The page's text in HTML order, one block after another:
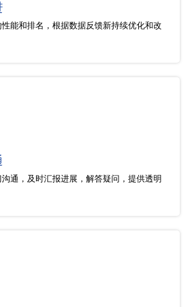
能和排名，根据数据反馈新持续优化和改
通，及时汇报进展，解答疑问，提供透明